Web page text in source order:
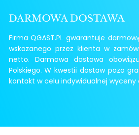
DARMOWA DOSTAWA
Firma QGAST.PL gwarantuje
wskazanego przez klienta w
netto. Darmowa dostawa
Polskiego. W kwestii dostaw poza
kontakt w celu indywidualnej wyceny